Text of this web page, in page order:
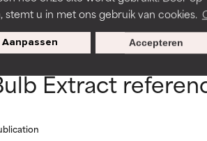
stemt u in met ons gebruik van cookies.
Aanpassen Accepteren
BACK TO
Extract
is aanwezig. Het risico wordt vergroot
ingrediënten.
droogheid, enz. veroorzaken. Kan
het algemeen is bewezen dat het meer
is aanwezig. Het risico wordt vergroot
ingrediënten.
droogheid, enz. veroorzaken. Kan
het algemeen is bewezen dat het meer